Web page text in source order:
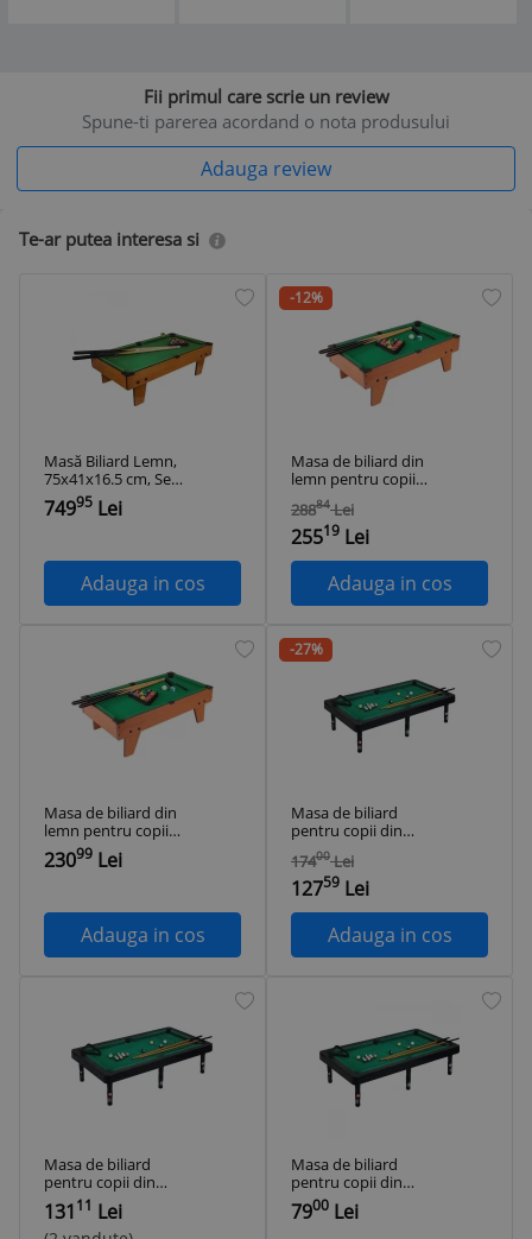
Fii primul care scrie un review
Spune-ti parerea acordand o nota produsului
Adauga review
Te-ar putea interesa si
Masă Biliard Lemn,
75x41x16.5 cm, Set
Joc Complect, Verde
74995 Lei
Adauga in cos
-12%
Masa de biliard din
lemn pentru copii
75 x 41 x 16,5 cm
28884 Lei
25519 Lei
Adauga in cos
Masa de biliard din
lemn pentru copii
75 x 41 x 16,5 cm
23099 Lei
Adauga in cos
-27%
Masa de biliard
pentru copii din
plastic 63,8 x 35 x
15,5 cm
17400 Lei
12759 Lei
Adauga in cos
Masa de biliard
pentru copii din
plastic 63,8 x 35 x
15,5 cm
13111 Lei
Masa de biliard
pentru copii din
plastic, cu accesorii
incluse si picioare,
7900 Lei